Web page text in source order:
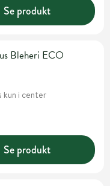
Se produkt
Bleheri ECO
kun i center
Se produkt